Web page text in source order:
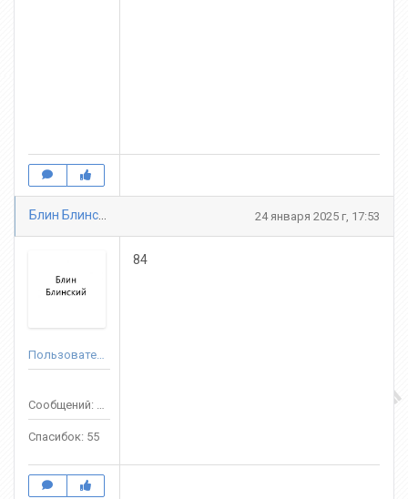
24 января 2025 г, 17:53
Спасибок: 55
84